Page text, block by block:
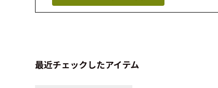
最近チェックしたアイテム